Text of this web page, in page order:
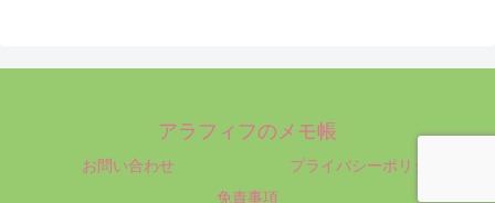
アラフィフのメモ帳
お問い合わせ
プライバシーポリシー
免責事項